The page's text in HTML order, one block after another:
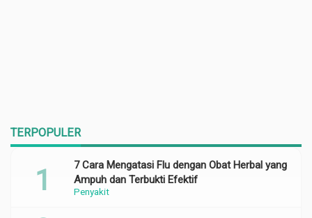
TERPOPULER
Penyakit
7 Cara Mengatasi Flu dengan Obat Herbal yang
Ampuh dan Terbukti Efektif